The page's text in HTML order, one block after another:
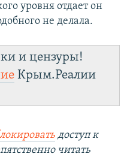
уровня отдает он
не делала.
и цензуры!
Крым.Реалии
доступ к
читать